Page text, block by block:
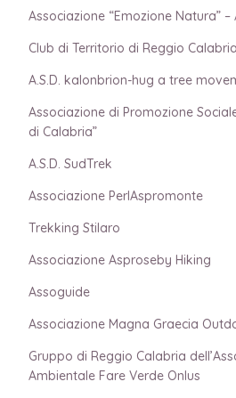
Associazione “Emozione Natura” –
Club di Territorio di Reggio
A.S.D. kalonbrion-hug a tree
Associazione di Promozione
di Calabria”
A.S.D. SudTrek
Associazione PerlAspromonte
Trekking Stilaro
Associazione Asproseby Hiking
Assoguide
Associazione Magna Graecia
Gruppo di Reggio Calabria
Ambientale Fare Verde Onlus